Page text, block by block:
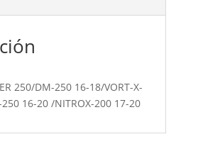
250/DM-250 16-18/VORT-X-
16-20 /NITROX-200 17-20